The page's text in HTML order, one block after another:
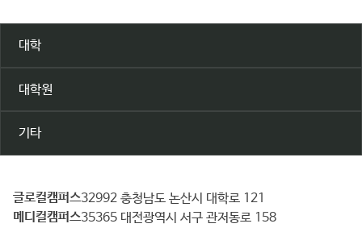
대학
대학원
기타
건
양
글로컬캠퍼스 32992 충청남도 논산시 대학로 121
메디컬캠퍼스 35365 대전광역시 서구 관저동로 158